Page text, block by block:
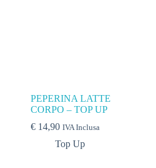
PEPERINA LATTE
CORPO – TOP UP
€ 14,90 IVA Inclusa
Top Up